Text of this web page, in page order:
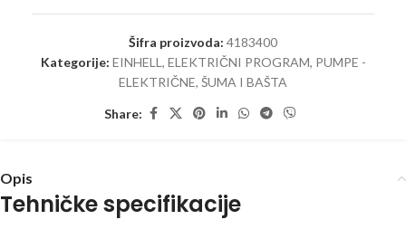
Šifra proizvoda: 4183400
Kategorije: EINHELL , ELEKTRIČNI PROGRAM, PUMPE -
ELEKTRIČNE, ŠUMA I BAŠTA
Share:
Opis
Tehničke specifikacije